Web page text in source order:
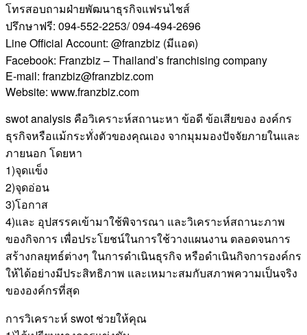
โทรสอบถามฝ่ายพัฒนาธุรกิจแฟรนไชส์
ปรึกษาฟรี: 094-552-2253/ 094-494-2696
Line Official Account: @franzbiz (มีแอด)
Facebook: Franzbiz – Thailand’s franchising company
E-mail: franzbiz@franzbiz.com
Website: www.franzbiz.com
swot analysis คือวิเคราะห์สถานะหา ข้อดี ข้อเสียของ องค์กร
ธุรกิจหรือแม้กระทั่งตัวของคุณเอง จากมุมมองปัจจัยภายในและ
ภายนอก โดยหา
1)จุดแข็ง
2)จุดอ่อน
3)โอกาส
4)และ อุปสรรคเข้ามาใช้พิจารณา และวิเคราะห์สถานะภาพ
ของกิจการ เพื่อประโยชน์ในการใช้วางแผนงาน ตลอดจนการ
สร้างกลยุทธ์ต่างๆ ในการดำเนินธุรกิจ หรือดำเนินกิจการองค์กร
ให้ได้อย่างมีประสิทธิภาพ และเหมาะสมกับสภาพความเป็นจริง
ขององค์กรที่สุด
การวิเคราะห์ swot ช่วยให้คุณ